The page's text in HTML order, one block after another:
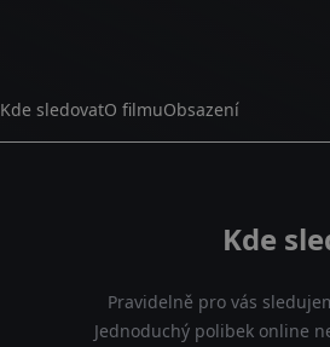
Kde sledovatO filmuObsazení
Kde
Pravidelně pro vás
Jednoduchý polibek online